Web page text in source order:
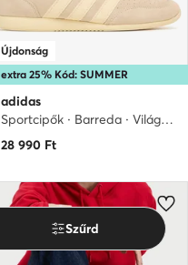
extra 25% Kód: SUMMER
Újdonság
adidas
Sportcipők · Barreda · Világos bézs
28 990 Ft
Szűrd